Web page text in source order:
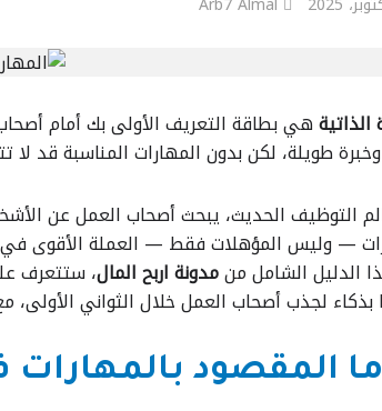
هي بطاقة التعريف الأولى بك أمام
طويلة، لكن بدون المهارات المناسبة قد
التوظيف الحديث، يبحث أصحاب العمل عن
— وليس المؤهلات فقط — العملة الأقوى
الدليل الشامل منمدونة اربح المال، ستتعرف
لجذب أصحاب العمل خلال الثواني
المقصود بالمهارات